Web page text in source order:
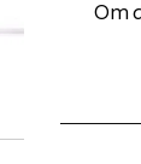
Om